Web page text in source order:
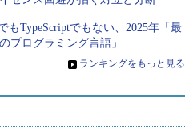
もTypeScriptでもない、2025年「最
プログラミング言語」
» ランキングをもっと見る